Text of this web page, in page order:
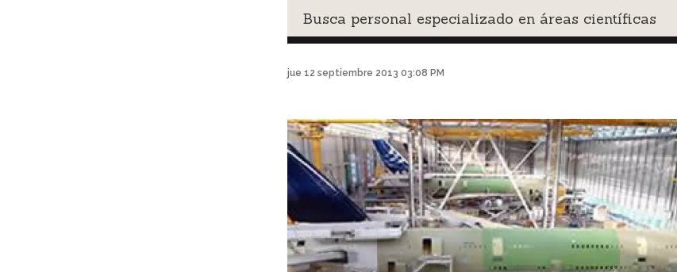
Busca personal especializado en áreas científicas
jue 12 septiembre 2013 03:08 PM